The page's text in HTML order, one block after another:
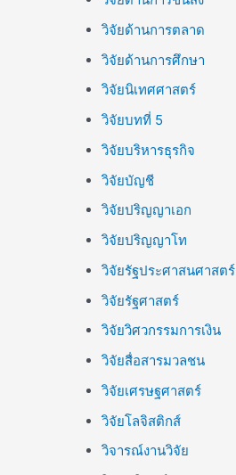
วิจัยด้านการตลาด
วิจัยด้านการศึกษา
วิจัยนิเทศศาสตร์
วิจัยบทที่ 5
วิจัยบริหารธุรกิจ
วิจัยบัญชี
วิจัยปริญญาเอก
วิจัยปริญญาโท
วิจัยรัฐประศาสนศาสตร์
วิจัยรัฐศาสตร์
วิจัยวิศวกรรมการเงิน
วิจัยสื่อสารมวลชน
วิจัยเศรษฐศาสตร์
วิจัยโลจิสติกส์
วิจารณ์งานวิจัย